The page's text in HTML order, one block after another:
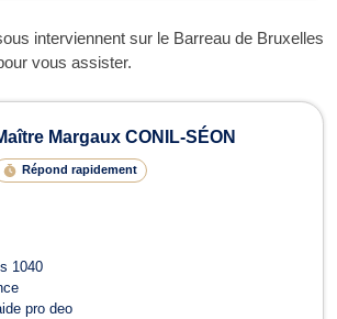
interviennent sur le Barreau de Bruxelles
vous assister.
Saint-Pierre
Margaux CONIL-SÉON
Répond rapidement
1040
pro deo